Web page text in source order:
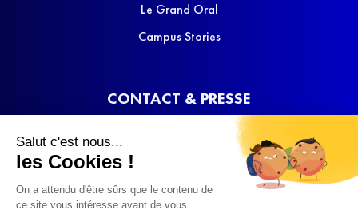
Salut c'est nous...
les Cookies !
On a attendu d'être sûrs que le contenu de
ce site vous intéresse avant de vous
Le Grand Oral
Campus Stories
CONTACT & PRESSE